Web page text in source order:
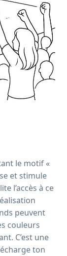
le motif «
et stimule
l’accès à ce
peuvent
couleurs
C’est une
ton